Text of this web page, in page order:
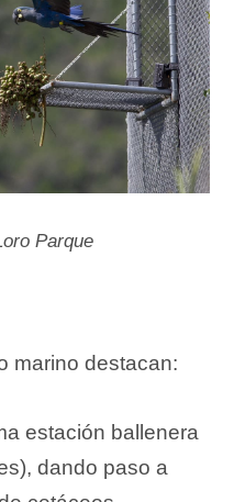
Parque
marino destacan:
estación ballenera
dando paso a